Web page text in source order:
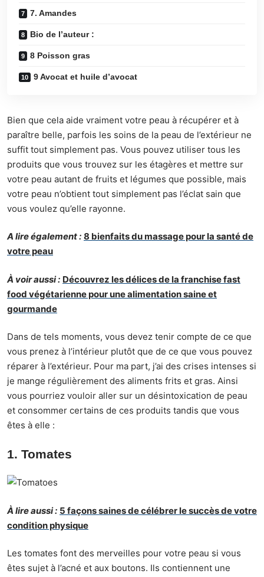
7. Amandes
Bio de l’auteur :
8 Poisson gras
9 Avocat et huile d’avocat
Bien que cela aide vraiment votre peau à récupérer et à
paraître belle, parfois les soins de la peau de l’extérieur ne
suffit tout simplement pas. Vous pouvez utiliser tous les
produits que vous trouvez sur les étagères et mettre sur
votre peau autant de fruits et légumes que possible, mais
votre peau n’obtient tout simplement pas l’éclat sain que
vous voulez qu’elle rayonne.
A lire également : 8 bienfaits du massage pour la santé de
votre peau
À voir aussi : Découvrez les délices de la franchise fast
food végétarienne pour une alimentation saine et
gourmande
Dans de tels moments, vous devez tenir compte de ce que
vous prenez à l’intérieur plutôt que de ce que vous pouvez
réparer à l’extérieur. Pour ma part, j’ai des crises intenses si
je mange régulièrement des aliments frits et gras. Ainsi
vous pourriez vouloir aller sur un désintoxication de peau
et consommer certains de ces produits tandis que vous
êtes à elle :
1. Tomates
À lire aussi : 5 façons saines de célébrer le succès de votre
condition physique
Les tomates font des merveilles pour votre peau si vous
êtes sujet à l’acné et aux boutons. Ils contiennent une